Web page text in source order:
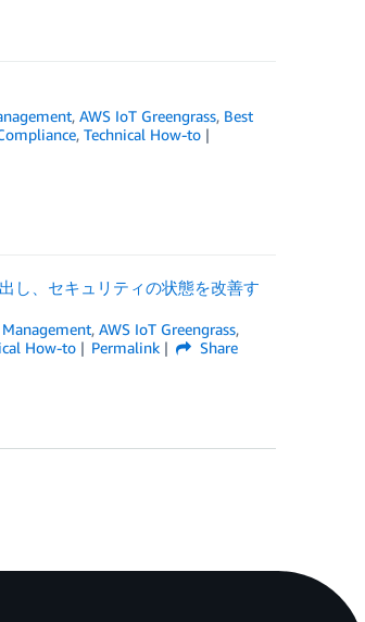
,AWS IoT Greengrass, Best
, Technical How-to
し、セキュリティの状態を改善す
,AWS IoT Greengrass,
How-to Permalink
Share